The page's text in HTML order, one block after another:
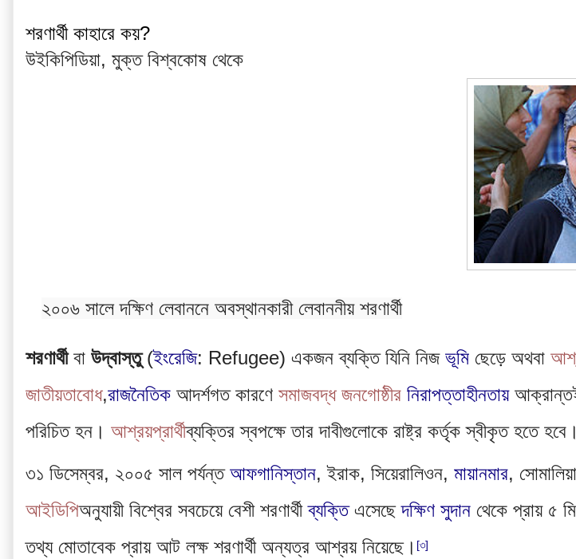
শরণার্থী কাহারে কয়?
উইকিপিডিয়া, মুক্ত বিশ্বকোষ থেকে
২০০৬ সালে দক্ষিণ লেবাননে অবস্থানকারী লেবাননীয় শরণার্থী
শরণার্থী বা উদ্বাস্তু (ইংরেজি: Refugee) একজন ব্যক্তি যিনি নিজ ভূমি ছেড়ে অথবা
জাতীয়তাবোধ,রাজনৈতিক আদর্শগত কারণে সমাজবদ্ধ জনগোষ্ঠীর নিরাপত্তাহীনতায় আক্রান্তই
পরিচিত হন। আশ্রয়প্রার্থীব্যক্তির স্বপক্ষে তার দাবীগুলোকে রাষ্ট্র কর্তৃক স্বীকৃত হতে হবে।
৩১ ডিসেম্বর, ২০০৫ সাল পর্যন্ত আফগানিস্তান, ইরাক, সিয়েরালিওন, মায়ানমার,
আইডিপিঅনুযায়ী বিশ্বের সবচেয়ে বেশী শরণার্থী ব্যক্তি এসেছে দক্ষিণ সুদান থেকে প্রায় ৫
তথ্য মোতাবেক প্রায় আট লক্ষ শরণার্থী অন্যত্র আশ্রয় নিয়েছে। [৩]